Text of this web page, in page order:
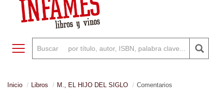
Toggle navigation
Inicio Libros M., EL HIJO DEL SIGLO Comentarios